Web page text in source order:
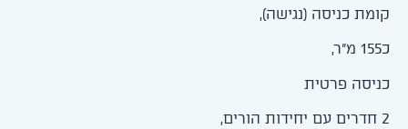
קומת כניסה (נגישה),
כ155 מ"ר,
כניסה פרטית
2 חדרים עם יחידות הורים,